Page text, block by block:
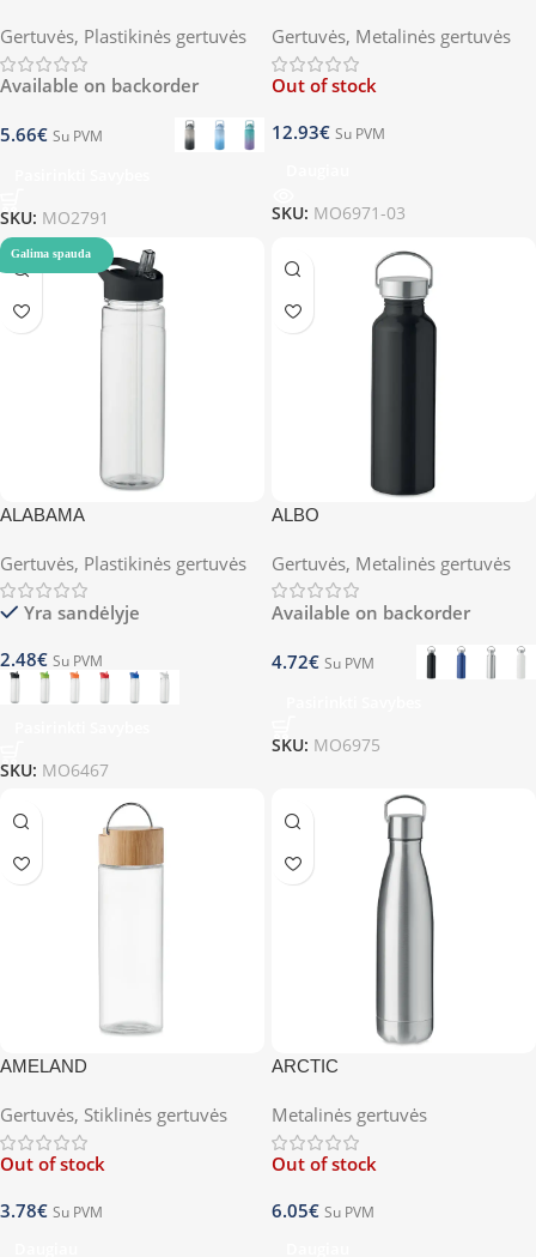
Gertuvės, Plastikinės gertuvės
Available on backorder
5.66€ Su PVM
SKU: MO2791
Gertuvės, Metalinės gertuvės
Out of stock
12.93€ Su PVM
SKU: MO6971-03
Galima spauda
ALABAMA
Gertuvės, Plastikinės gertuvės
Yra sandėlyje
2.48€ Su PVM
SKU: MO6467
ALBO
Gertuvės, Metalinės gertuvės
Available on backorder
4.72€ Su PVM
SKU: MO6975
AMELAND
Gertuvės, Stiklinės gertuvės
Out of stock
3.78€ Su PVM
ARCTIC
Metalinės gertuvės
Out of stock
6.05€ Su PVM